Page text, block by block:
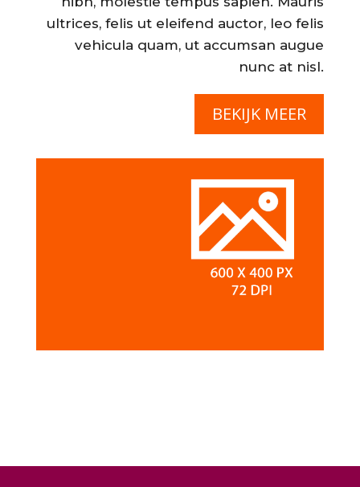
ultrices, felis ut eleifend auctor, leo felis
vehicula quam, ut accumsan augue
nunc at nisl.
BEKIJK MEER